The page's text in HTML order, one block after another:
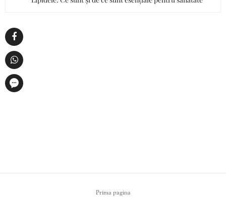
Prima pagina